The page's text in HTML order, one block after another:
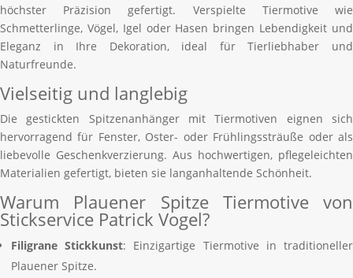
höchster Präzision gefertigt. Verspielte Tiermotive wie
Schmetterlinge, Vögel, Igel oder Hasen bringen Lebendigkeit und
Eleganz in Ihre Dekoration, ideal für Tierliebhaber und
Naturfreunde.
Vielseitig und langlebig
Die gestickten Spitzenanhänger mit Tiermotiven eignen sich
hervorragend für Fenster, Oster- oder Frühlingssträuße oder als
liebevolle Geschenkverzierung. Aus hochwertigen, pflegeleichten
Materialien gefertigt, bieten sie langanhaltende Schönheit.
Warum Plauener Spitze Tiermotive von
Stickservice Patrick Vogel?
Filigrane Stickkunst: Einzigartige Tiermotive in traditioneller
Plauener Spitze.